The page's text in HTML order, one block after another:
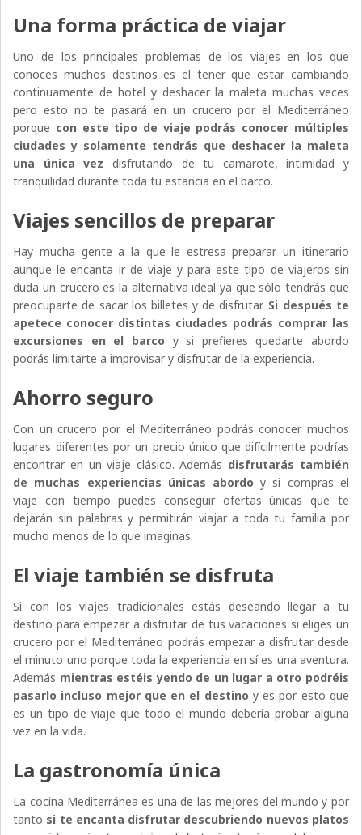
Una forma práctica de viajar
Uno de los principales problemas de los viajes en los que
conoces muchos destinos es el tener que estar cambiando
continuamente de hotel y deshacer la maleta muchas veces
pero esto no te pasará en un crucero por el Mediterráneo
porque con este tipo de viaje podrás conocer múltiples
ciudades y solamente tendrás que deshacer la maleta
una única vez disfrutando de tu camarote, intimidad y
tranquilidad durante toda tu estancia en el barco.
Viajes sencillos de preparar
Hay mucha gente a la que le estresa preparar un itinerario
aunque le encanta ir de viaje y para este tipo de viajeros sin
duda un crucero es la alternativa ideal ya que sólo tendrás que
preocuparte de sacar los billetes y de disfrutar. Si después te
apetece conocer distintas ciudades podrás comprar las
excursiones en el barco y si prefieres quedarte abordo
podrás limitarte a improvisar y disfrutar de la experiencia.
Ahorro seguro
Con un crucero por el Mediterráneo podrás conocer muchos
lugares diferentes por un precio único que difícilmente podrías
encontrar en un viaje clásico. Además disfrutarás también
de muchas experiencias únicas abordo y si compras el
viaje con tiempo puedes conseguir ofertas únicas que te
dejarán sin palabras y permitirán viajar a toda tu familia por
mucho menos de lo que imaginas.
El viaje también se disfruta
Si con los viajes tradicionales estás deseando llegar a tu
destino para empezar a disfrutar de tus vacaciones si eliges un
crucero por el Mediterráneo podrás empezar a disfrutar desde
el minuto uno porque toda la experiencia en sí es una aventura.
Además mientras estéis yendo de un lugar a otro podréis
pasarlo incluso mejor que en el destino y es por esto que
es un tipo de viaje que todo el mundo debería probar alguna
vez en la vida.
La gastronomía única
La cocina Mediterránea es una de las mejores del mundo y por
tanto si te encanta disfrutar descubriendo nuevos platos